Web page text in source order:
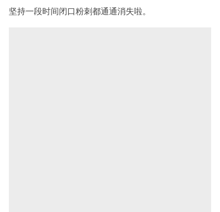
坚持一段时间闭口粉刺都通通消失啦。